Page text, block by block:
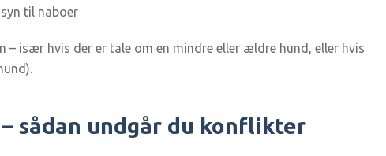
til naboer
især hvis der er tale om en mindre eller ældre hund, eller hvis
sådan undgår du konflikter